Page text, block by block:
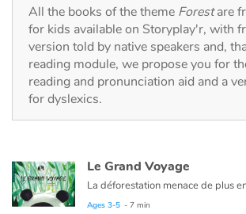
Try for free
Library
Awards
Tales and classics in french
All the books of the theme Forestare
for kids available on Storyplay'r, with
version told by native speakers and,
reading module, we propose you for
reading and pronunciation aid and a
for dyslexics.
Le Grand Voyage
Ages 3-5 - 7 min